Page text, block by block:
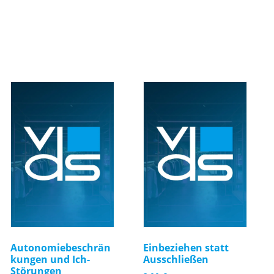
Autonomiebeschrän
kungen und Ich-
Störungen
Einbeziehen statt
Ausschließen